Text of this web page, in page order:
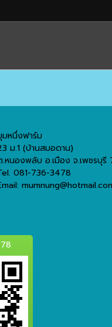
มหนึ่งฟาร์ม
ม.1 (บ้านสมอดาน)
.หนองพลับ อ.เมือง จ.เพชรบุ
081-736-3478